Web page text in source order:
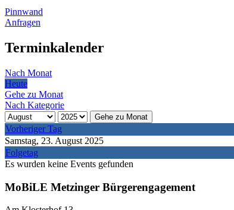
Pinnwand
Anfragen
Terminkalender
Nach Monat
Heute
Gehe zu Monat
Nach Kategorie
Gehe zu Monat
Vorheriger Tag
Samstag, 23. August 2025
Folgetag
Es wurden keine Events gefunden
MoBiLE Metzinger Bürgerengagement